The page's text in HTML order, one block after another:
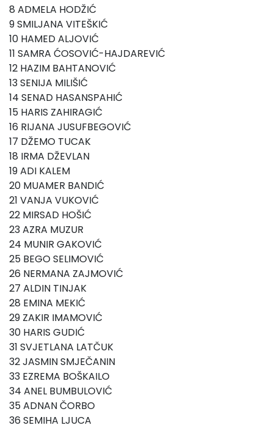
8 ADMELA HODŽIĆ
9 SMILJANA VITEŠKIĆ
10 HAMED ALJOVIĆ
11 SAMRA ĆOSOVIĆ-HAJDAREVIĆ
12 HAZIM BAHTANOVIĆ
13 SENIJA MILIŠIĆ
14 SENAD HASANSPAHIĆ
15 HARIS ZAHIRAGIĆ
16 RIJANA JUSUFBEGOVIĆ
17 DŽEMO TUCAK
18 IRMA DŽEVLAN
19 ADI KALEM
20 MUAMER BANDIĆ
21 VANJA VUKOVIĆ
22 MIRSAD HOŠIĆ
23 AZRA MUZUR
24 MUNIR GAKOVIĆ
25 BEGO SELIMOVIĆ
26 NERMANA ZAJMOVIĆ
27 ALDIN TINJAK
28 EMINA MEKIĆ
29 ZAKIR IMAMOVIĆ
30 HARIS GUDIĆ
31 SVJETLANA LATČUK
32 JASMIN SMJEČANIN
33 EZREMA BOŠKAILO
34 ANEL BUMBULOVIĆ
35 ADNAN ČORBO
36 SEMIHA LJUCA